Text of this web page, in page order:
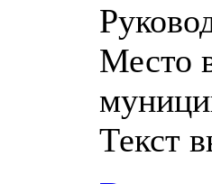
Место
Текст